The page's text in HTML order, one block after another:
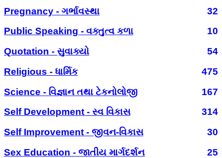
Pregnancy - ગર્ભાવસ્થા
32
Public Speaking - વક્તુત્વ કળા
10
Quotation - સુવાક્યો
54
Religious - ધાર્મિક
475
Science - વિજ્ઞાન તથા ટેકનોલોજી
167
Self Development - સ્વ વિકાસ
314
Self Improvement - જીવન-વિકાસ
30
Sex Education - જાતીય માર્ગદર્શન
25